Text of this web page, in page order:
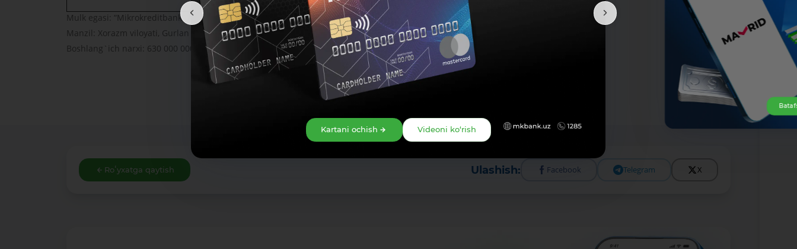
Mulk egasi: “Mikrokreditbank” ATB Xorazm BXO
Manzil: Xorazm viloyati, Gurlan tumani, Yangibogʻ MFY, Ziroatchilar koʻchasi, 54A-uy
Boshlang`ich narxi: 630 000 000 UZS (QQS va boshqa xarajatlar hisobga olinmagan)
Roʻyxatga qaytish Ulashish: Facebook Telegram X
Kartani ochish Videoni ko‘rish